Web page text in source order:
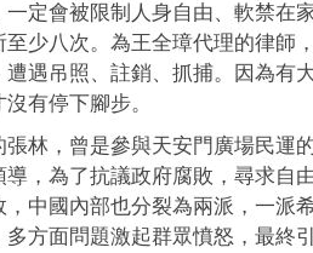
定會被限制人身自由、軟禁在
少八次。為王全璋代理的律師
遇吊照、註銷、抓捕。因為有
有停下腳步。
林，曾是參與天安門廣場民運
，為了抗議政府腐敗，尋求自
中國內部也分裂為兩派，一派
方面問題激起群眾憤怒，最終